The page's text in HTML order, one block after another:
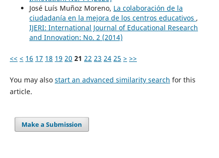
José Luís Muñoz Moreno, La colaboración de la
ciudadanía en la mejora de los centros educativos ,
IJERI: International Journal of Educational Research
and Innovation: No. 2 (2014)
<< < 16 17 18 19 20 21 22 23 24 25 > >>
You may also start an advanced similarity search for this
article.
Make a Submission